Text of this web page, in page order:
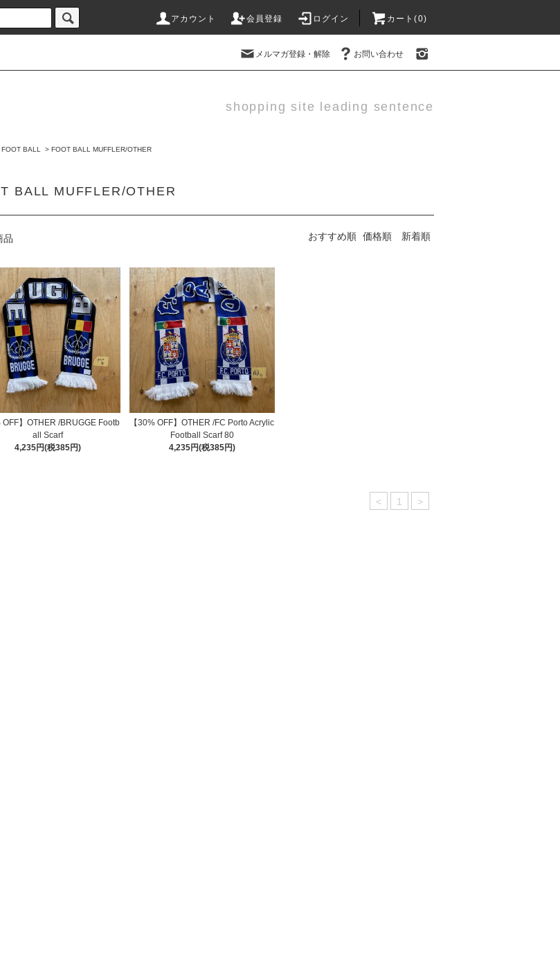
アカウント 会員登録 ログイン カート(0)
メルマガ登録・解除 お問い合わせ
shopping site leading sentence
FOOT BALL > FOOT BALL MUFFLER/OTHER
BALL MUFFLER/OTHER
品 おすすめ順 価格順 新着順
OFF】OTHER /BRUGGE Footb
all Scarf
4,235円(税385円)
【30% OFF】OTHER /FC Porto Acrylic
Football Scarf 80
4,235円(税385円)
< 1 >